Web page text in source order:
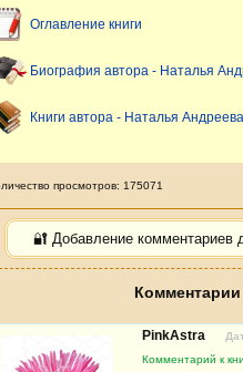
Оглавление книги
Биография автора - Наталья
Книги автора - Наталья Андреева
просмотров: 175071
🔐 Добавление комментариев
Комментарии
PinkAstra
Комментарий к